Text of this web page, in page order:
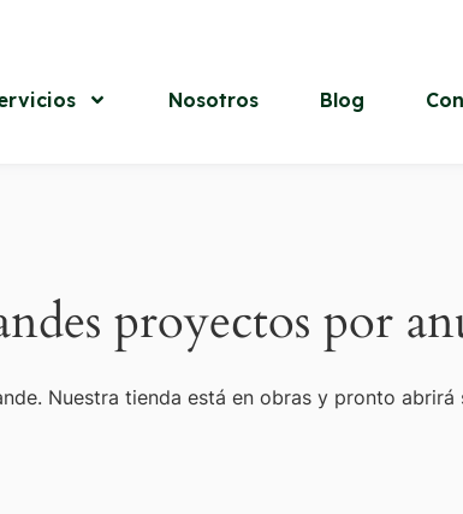
Nosotros Blog
proyectos por
Nuestra tienda está en obras y pronto abrirá